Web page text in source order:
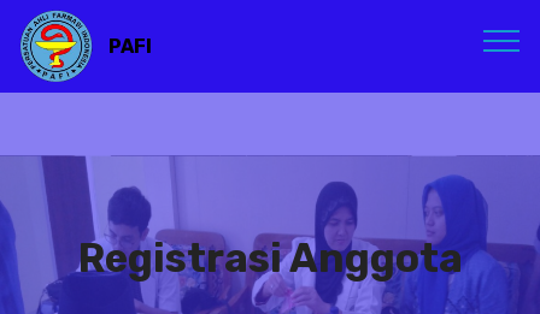
PAFI
Registrasi Anggota